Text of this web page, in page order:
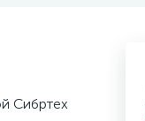
Сибртех